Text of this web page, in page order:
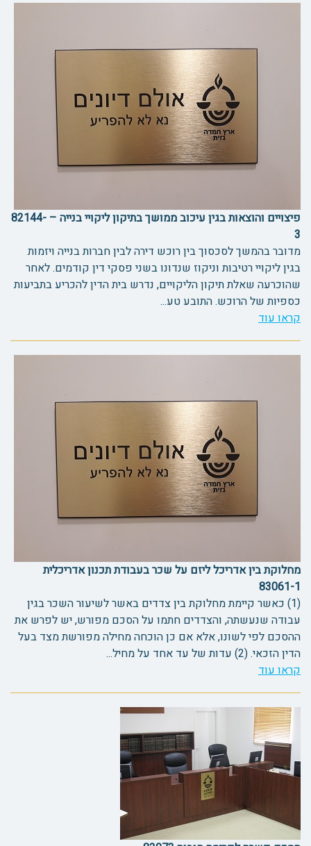
פיצויים והוצאות בגין עיכוב ממושך בתיקון ליקויי בנייה – 82144-
3
מדובר בהמשך לסכסוך בין רוכש דירה לבין חברות בנייה ויזמות
בגין ליקויי רטיבות וניקוז שנדונו בשני פסקי דין קודמים. לאחר
שהוכרעה שאלת תיקון הליקויים, נדרש בית הדין להכריע בתביעות
כספיות של הרוכש. התובע טע...
קראו עוד
מחלוקת בין אדריכל ליזם על שכר בעבודת תכנון אדריכלית
83061-1
(1) כאשר קיימת מחלוקת בין צדדים באשר לשיעור השכר בגין
עבודה שנעשתה, והצדדים חתמו על הסכם מפורש, יש לפרש את
ההסכם לפי לשונו, אלא אם כן הוכחה מחילה מפורשת מצד בעל
הדין הזכאי. (2) עדות של עד אחד על מחיל...
קראו עוד